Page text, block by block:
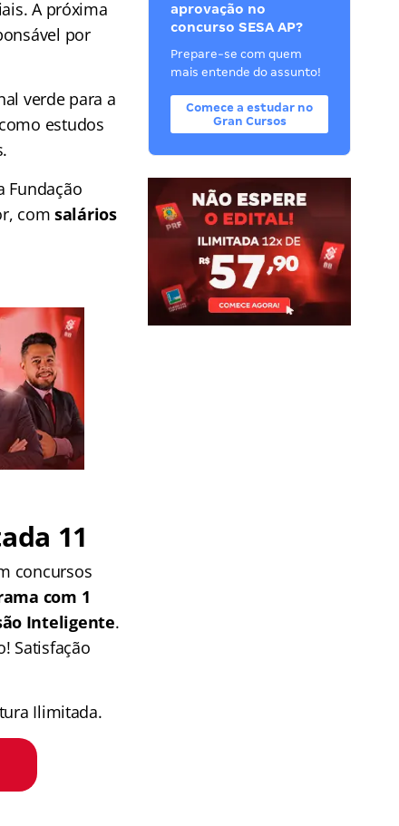
A próxima
por
verde para a
estudos
Fundação
com salários
11
concursos
com 1
Inteligente.
Satisfação
Ilimitada.
aprovação no
concurso SESA AP?
Prepare-se com quem
mais entende do assunto!
Comece a estudar no
Gran Cursos